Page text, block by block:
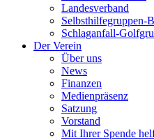
Landesverband
Selbsthilfegruppen-
Schlaganfall-
Der Verein
Über uns
News
Finanzen
Medienpräsenz
Satzung
Vorstand
Mit Ihrer Spende